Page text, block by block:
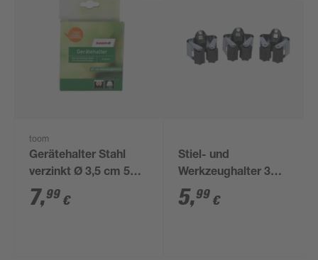
toom
Gerätehalter Stahl
verzinkt Ø 3,5 cm 5
Stück
7,99 €
Stiel- und
Werkzeughalter 3
Stück
5,99 €